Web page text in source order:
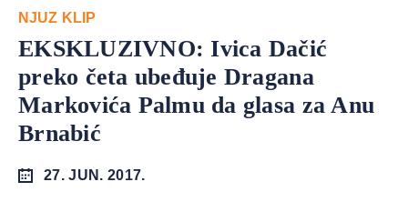
NJUZ KLIP
EKSKLUZIVNO: Ivica Dačić
preko četa ubeđuje Dragana
Markovića Palmu da glasa za Anu
Brnabić
27. JUN. 2017.